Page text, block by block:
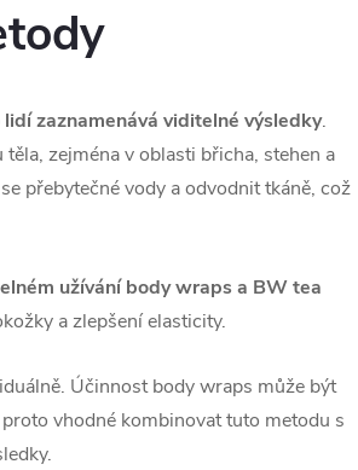
zaznamenává viditelné výsledky.
zejména v oblasti břicha, stehen a
přebytečné vody a odvodnit tkáně, což
užívání body wraps a BW tea
a zlepšení elasticity.
Účinnost body wraps může být
vhodné kombinovat tuto metodu s